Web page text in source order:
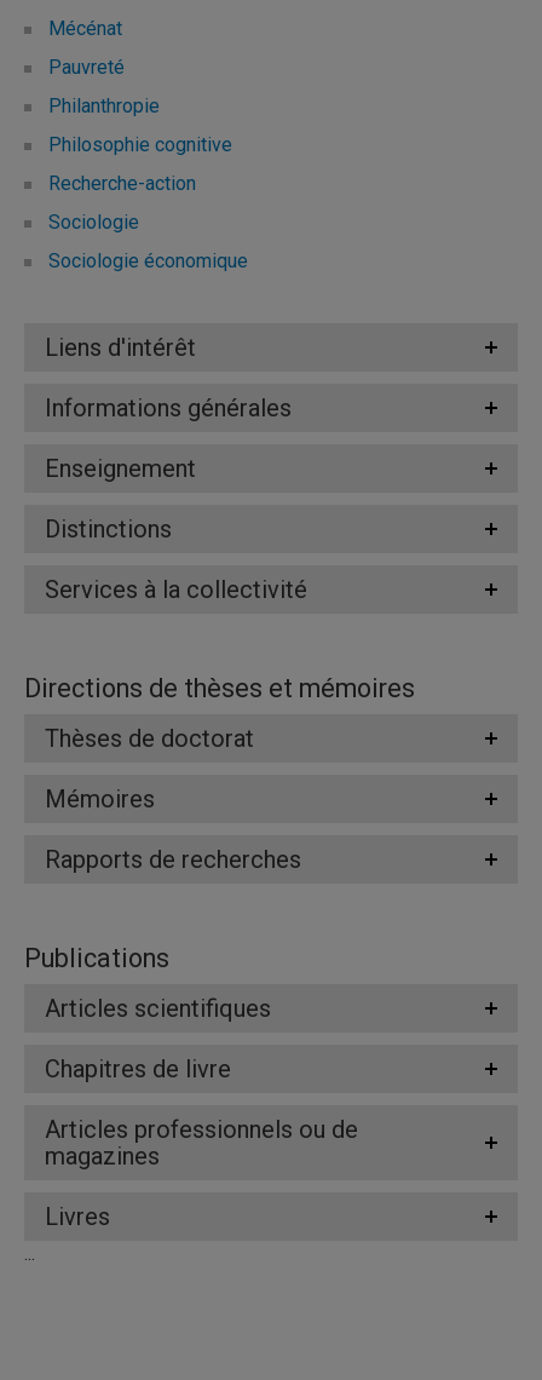
Mécénat
Pauvreté
Philanthropie
Philosophie cognitive
Recherche-action
Sociologie
Sociologie économique
Liens d'intérêt
Informations générales
Enseignement
Distinctions
Services à la collectivité
Directions de thèses et mémoires
Thèses de doctorat
Mémoires
Rapports de recherches
Publications
Articles scientifiques
Chapitres de livre
Articles professionnels ou de
magazines
Livres
...